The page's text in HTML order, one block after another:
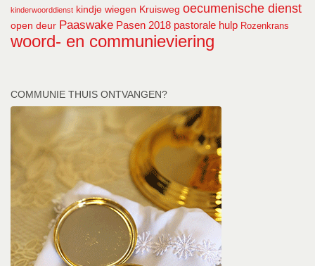
kinderwoorddienst kindje wiegen Kruisweg oecumenische dienst
open deur Paaswake Pasen 2018 pastorale hulp Rozenkrans
woord- en communieviering
COMMUNIE THUIS ONTVANGEN?